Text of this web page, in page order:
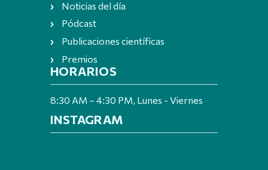
Noticias del día
Pódcast
Publicaciones científicas
Premios
HORARIOS
8:30 AM – 4:30 PM, Lunes - Viernes
INSTAGRAM